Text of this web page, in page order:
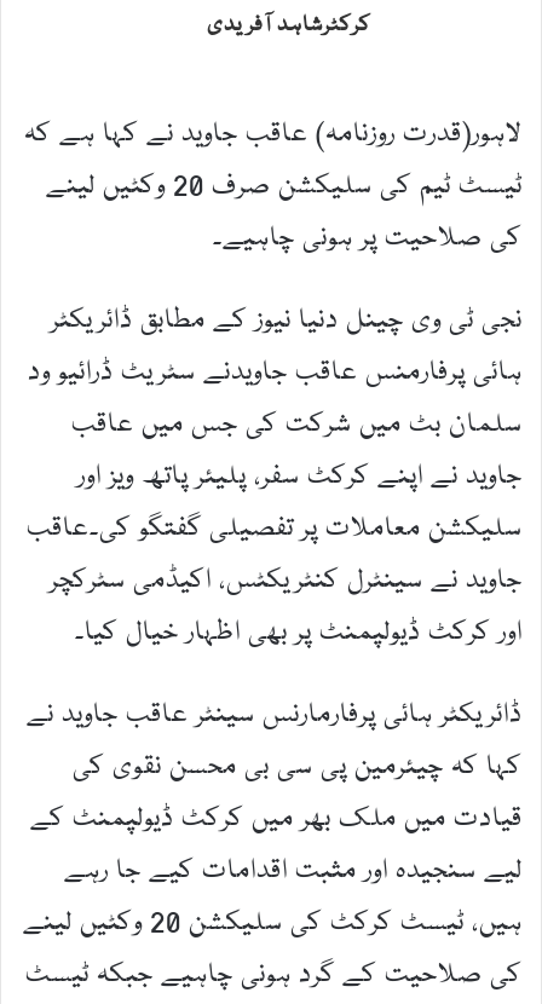
کرکٹرشاہد آفریدی
لاہور(قدرت روزنامہ) عاقب جاوید نے کہا ہے کہ
ٹیسٹ ٹیم کی سلیکشن صرف 20 وکٹیں لینے
کی صلاحیت پر ہونی چاہیے۔
نجی ٹی وی چینل دنیا نیوز کے مطابق ڈائریکٹر
ہائی پرفارمنس عاقب جاویدنے سٹریٹ ڈرائیو ود
سلمان بٹ میں شرکت کی جس میں عاقب
جاوید نے اپنے کرکٹ سفر، پلیئر پاتھ ویز اور
سلیکشن معاملات پر تفصیلی گفتگو کی۔عاقب
جاوید نے سینٹرل کنٹریکٹس، اکیڈمی سٹرکچر
اور کرکٹ ڈیولپمنٹ پر بھی اظہار خیال کیا۔
ڈائریکٹر ہائی پرفارمارنس سینٹر عاقب جاوید نے
کہا کہ چیئرمین پی سی بی محسن نقوی کی
قیادت میں ملک بھر میں کرکٹ ڈیولپمنٹ کے
لیے سنجیدہ اور مثبت اقدامات کیے جا رہے
ہیں، ٹیسٹ کرکٹ کی سلیکشن 20 وکٹیں لینے
کی صلاحیت کے گرد ہونی چاہیے جبکہ ٹیسٹ